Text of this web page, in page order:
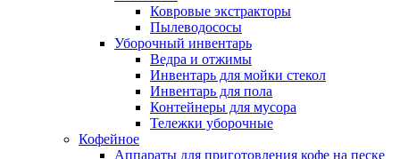
Ковровые экстракторы
Пылеводососы
Уборочный инвентарь
Ведра и отжимы
Инвентарь для мойки стекол
Инвентарь для пола
Контейнеры для мусора
Тележки уборочные
Кофейное
Аппараты для приготовления кофе на песке